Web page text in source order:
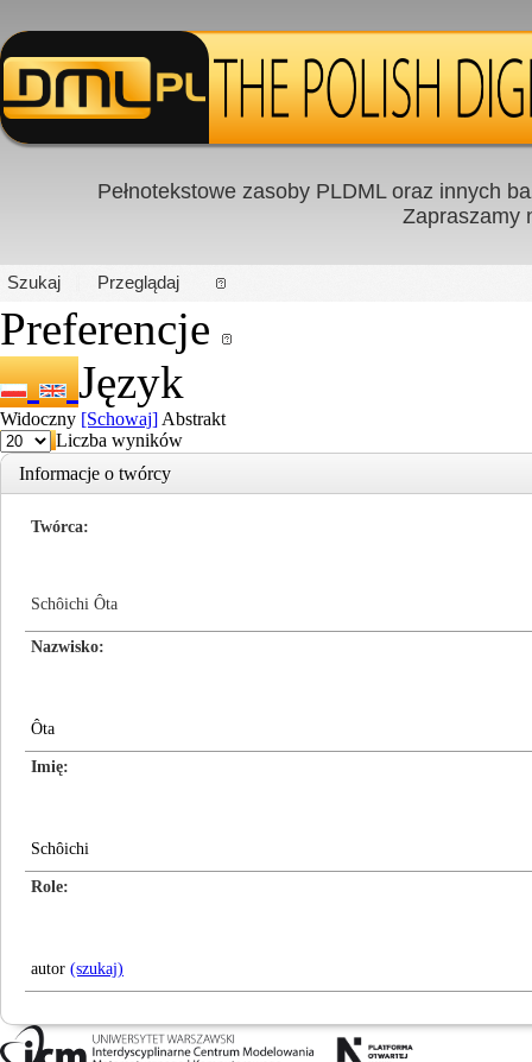
PL|EN
Pełnotekstowe zasoby PLDML oraz innych
Zapraszamy
Szukaj Przeglądaj
Preferencje
Język
Widoczny [Schowaj] Abstrakt
Liczba wyników
Informacje o twórcy
Twórca
Schôichi Ôta
Nazwisko
Ôta
Imię
Schôichi
Role
autor (szukaj)